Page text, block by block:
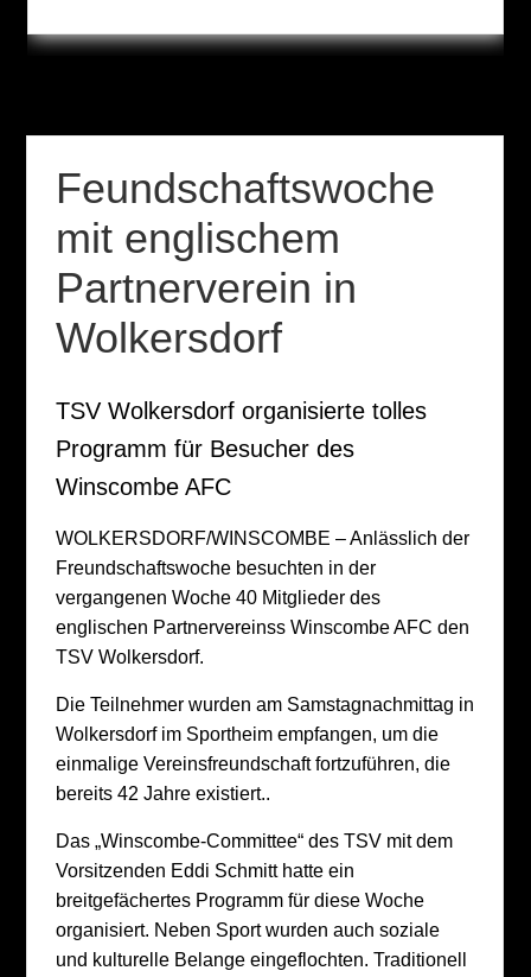
Feundschaftswoche
mit englischem
Partnerverein in
Wolkersdorf
TSV Wolkersdorf organisierte tolles
Programm für Besucher des
Winscombe AFC
WOLKERSDORF/WINSCOMBE – Anlässlich der
Freundschaftswoche besuchten in der
vergangenen Woche 40 Mitglieder des
englischen Partnervereinss Winscombe AFC den
TSV Wolkersdorf.
Die Teilnehmer wurden am Samstagnachmittag in
Wolkersdorf im Sportheim empfangen, um die
einmalige Vereinsfreundschaft fortzuführen, die
bereits 42 Jahre existiert..
Das „Winscombe-Committee“ des TSV mit dem
Vorsitzenden Eddi Schmitt hatte ein
breitgefächertes Programm für diese Woche
organisiert. Neben Sport wurden auch soziale
und kulturelle Belange eingeflochten. Traditionell